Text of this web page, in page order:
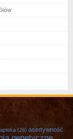
apteka (26) asertywność